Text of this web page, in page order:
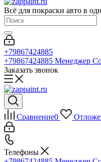
Всё для покраски авто в
+79867424885
+79867424885 Менеджер
Заказать звонок
Сравнение0
Телефоны